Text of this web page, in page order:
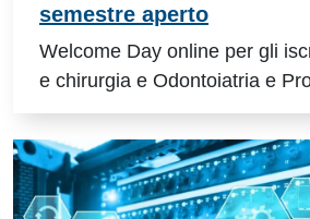
semestre aperto
Welcome Day online per gli
e chirurgia e Odontoiatria e